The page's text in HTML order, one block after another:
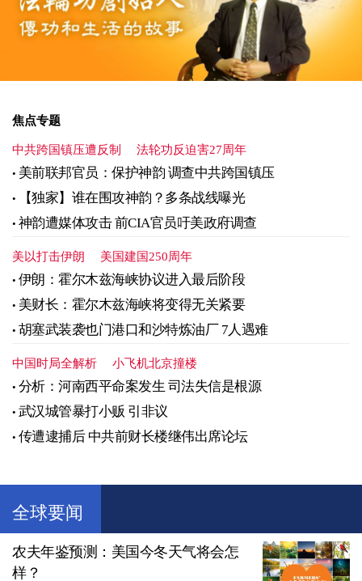
焦点专题
中共跨国镇压遭反制 法轮功反迫害27周年
美前联邦官员：保护神韵 调查中共跨国镇压
【独家】谁在围攻神韵？多条战线曝光
神韵遭媒体攻击 前CIA官员吁美政府调查
美以打击伊朗 美国建国250周年
伊朗：霍尔木兹海峡协议进入最后阶段
美财长：霍尔木兹海峡将变得无关紧要
胡塞武装袭也门港口和沙特炼油厂 7人遇难
中国时局全解析 小飞机北京撞楼
分析：河南西平命案发生 司法失信是根源
武汉城管暴打小贩 引非议
传遭逮捕后 中共前财长楼继伟出席论坛
全球要闻
农夫年鉴预测：美国今冬天气将会怎
样？